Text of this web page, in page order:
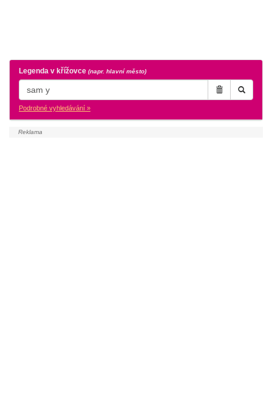
Legenda v křížovce (napr. hlavní město)
Podrobné vyhledávání »